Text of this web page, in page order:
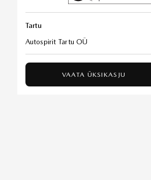
Tartu
Autospirit Tartu OÜ
VAATA ÜKSIKASJU